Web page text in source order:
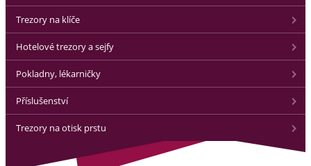
Trezory na klíče
Hotelové trezory a sejfy
Pokladny, lékarničky
Příslušenství
Trezory na otisk prstu